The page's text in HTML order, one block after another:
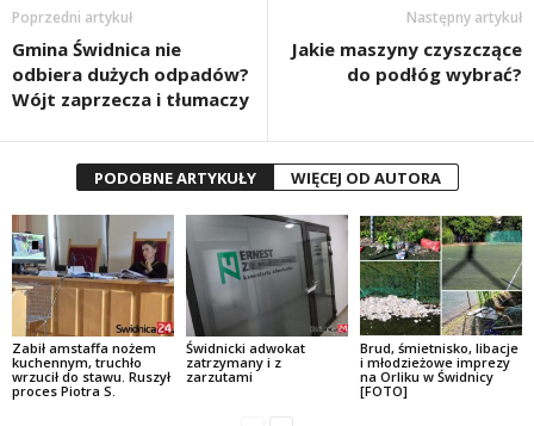
Poprzedni artykuł
Gmina Świdnica nie
odbiera dużych odpadów?
Wójt zaprzecza i tłumaczy
Następny artykuł
Jakie maszyny czyszczące
do podłóg wybrać?
PODOBNE ARTYKUŁY WIĘCEJ OD AUTORA
Zabił amstaffa nożem
kuchennym, truchło
wrzucił do stawu. Ruszył
proces Piotra S.
Świdnicki adwokat
zatrzymany i z
zarzutami
Brud, śmietnisko, libacje
i młodzieżowe imprezy
na Orliku w Świdnicy
[FOTO]